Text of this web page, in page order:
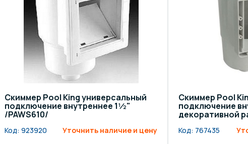
Освещение и подсветка для
Отделочные материалы
Скиммер Pool King универсальный
подключение внутреннее 1½"
/PAWS610/
Код: 923920 Уточнить наличие и цену
Скиммер Pool
подключение
декоративной
Код: 767435